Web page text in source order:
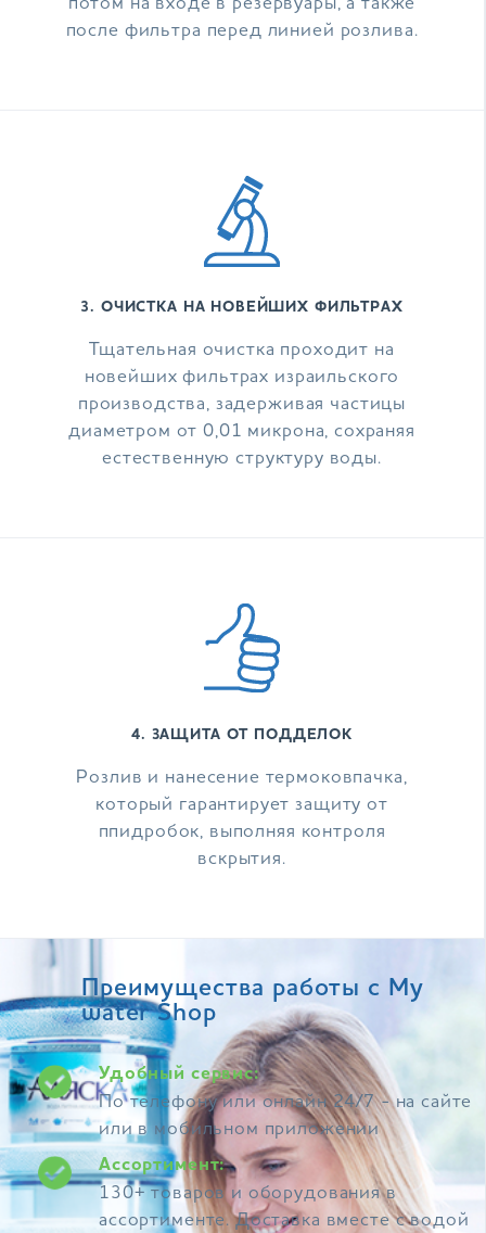
после фильтра перед линией розлива.
3. ОЧИСТКА НА НОВЕЙШИХ ФИЛЬТРАХ
Тщательная очистка проходит на
новейших фильтрах израильского
производства, задерживая частицы
диаметром от 0,01 микрона, сохраняя
естественную структуру воды.
4. ЗАЩИТА ОТ ПОДДЕЛОК
Розлив и нанесение термоковпачка,
который гарантирует защиту от
ппидробок, выполняя контроля
вскрытия.
Преимущества работы с My
water Shop
Удобный сервис:
По телефону или онлайн 24/7 - на сайте
или в мобильном приложении
Ассортимент:
130+ товаров и оборудования в
ассортименте. Доставка вместе с водой